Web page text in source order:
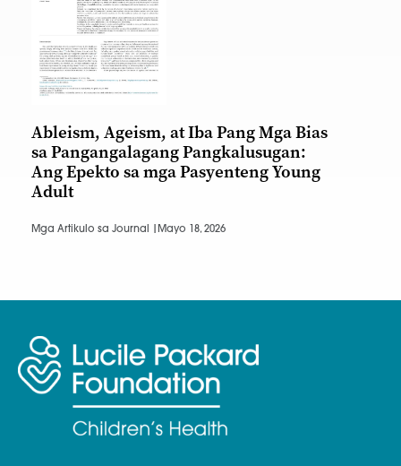
Ableism, Ageism, at Iba Pang Mga Bias
sa Pangangalagang Pangkalusugan:
Ang Epekto sa mga Pasyenteng Young
Adult
Mga Artikulo sa Journal | Mayo 18, 2026